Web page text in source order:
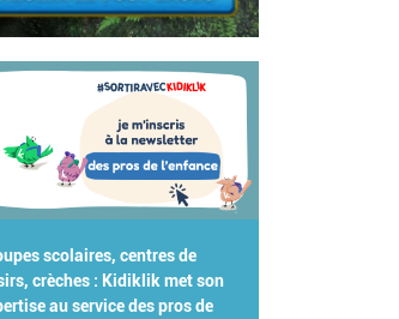
scolaires, centres de
crèches : Kidiklik met son
au service des pros de